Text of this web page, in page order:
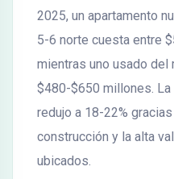
2025, un apartamento
5-6 norte cuesta entre
mientras uno usado del
$480-$650 millones.
redujo a 18-22%
construcción y la alta
ubicados.